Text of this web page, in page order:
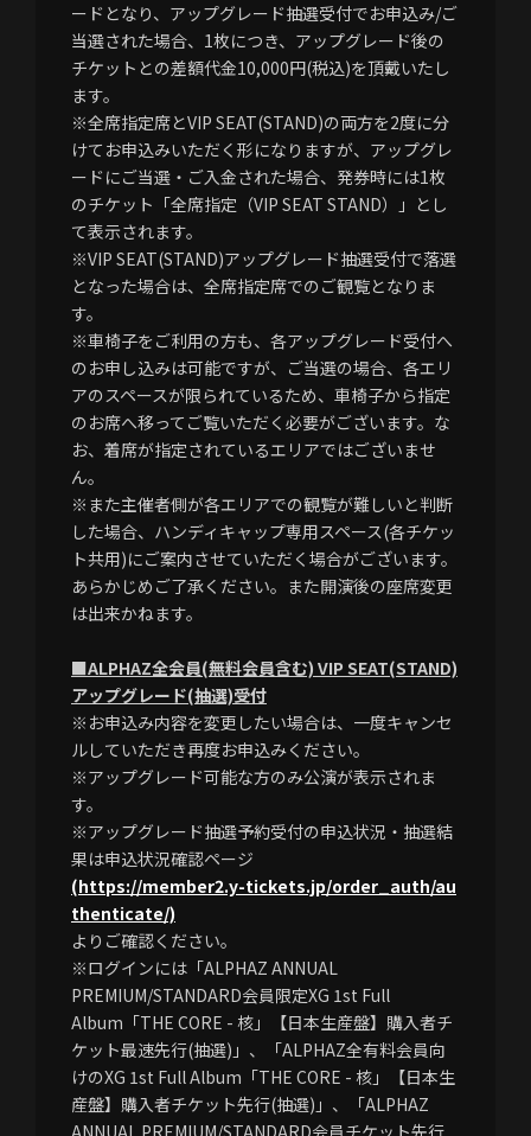
ードとなり、アップグレード抽選受付でお申込み/ご
当選された場合、1枚につき、アップグレード後の
チケットとの差額代金10,000円(税込)を頂戴いたし
ます。
※全席指定席とVIP SEAT(STAND)の両方を2度に分
けてお申込みいただく形になりますが、アップグレ
ードにご当選・ご入金された場合、発券時には1枚
のチケット「全席指定（VIP SEAT STAND）」とし
て表示されます。
※VIP SEAT(STAND)アップグレード抽選受付で落選
となった場合は、全席指定席でのご観覧となりま
す。
※車椅子をご利用の方も、各アップグレード受付へ
のお申し込みは可能ですが、ご当選の場合、各エリ
アのスペースが限られているため、車椅子から指定
のお席へ移ってご覧いただく必要がございます。な
お、着席が指定されているエリアではございませ
ん。
※また主催者側が各エリアでの観覧が難しいと判断
した場合、ハンディキャップ専用スペース(各チケッ
ト共用)にご案内させていただく場合がございます。
あらかじめご了承ください。また開演後の座席変更
は出来かねます。
■ALPHAZ全会員(無料会員含む) VIP SEAT(STAND)
アップグレード(抽選)受付
※お申込み内容を変更したい場合は、一度キャンセ
ルしていただき再度お申込みください。
※アップグレード可能な方のみ公演が表示されま
す。
※アップグレード抽選予約受付の申込状況・抽選結
果は申込状況確認ページ
(https://member2.y-tickets.jp/order_auth/au
thenticate/)
よりご確認ください。
※ログインには「ALPHAZ ANNUAL
PREMIUM/STANDARD会員限定XG 1st Full
Album「THE CORE - 核」【日本生産盤】購入者チ
ケット最速先行(抽選)」、「ALPHAZ全有料会員向
けのXG 1st Full Album「THE CORE - 核」【日本生
産盤】購入者チケット先行(抽選)」、「ALPHAZ
ANNUAL PREMIUM/STANDARD会員チケット先行